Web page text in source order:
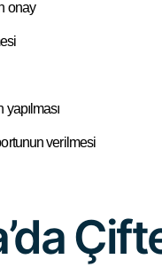
onay
verilmesi